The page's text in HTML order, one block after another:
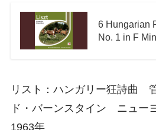
6 Hungarian
No. 1 in F
リスト：ハンガリー狂詩曲
ド・バーンスタイン ニュー
1963年